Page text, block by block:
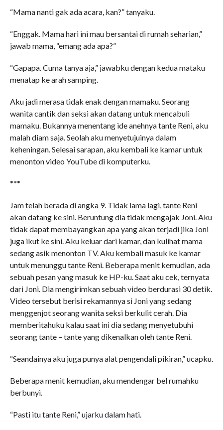
“Mama nanti gak ada acara, kan?” tanyaku.
“Enggak. Mama hari ini mau bersantai di rumah seharian,”
jawab mama, “emang ada apa?”
“Gapapa. Cuma tanya aja,” jawabku dengan kedua mataku
menatap ke arah samping.
Aku jadi merasa tidak enak dengan mamaku. Seorang
wanita cantik dan seksi akan datang untuk mencabuli
mamaku. Bukannya menentang ide anehnya tante Reni, aku
malah diam saja. Seolah aku menyetujuinya dalam
keheningan. Selesai sarapan, aku kembali ke kamar untuk
menonton video YouTube di komputerku.
***
Jam telah berada di angka 9. Tidak lama lagi, tante Reni
akan datang ke sini. Beruntung dia tidak mengajak Joni. Aku
tidak dapat membayangkan apa yang akan terjadi jika Joni
juga ikut ke sini. Aku keluar dari kamar, dan kulihat mama
sedang asik menonton TV. Aku kembali masuk ke kamar
untuk menunggu tante Reni. Beberapa menit kemudian, ada
sebuah pesan yang masuk ke HP-ku. Saat aku cek, ternyata
dari Joni. Dia mengirimkan sebuah video berdurasi 30 detik.
Video tersebut berisi rekamannya si Joni yang sedang
menggenjot seorang wanita seksi berkulit cerah. Dia
memberitahuku kalau saat ini dia sedang menyetubuhi
seorang tante – tante yang dikenalkan oleh tante Reni.
“Seandainya aku juga punya alat pengendali pikiran,” ucapku.
Beberapa menit kemudian, aku mendengar bel rumahku
berbunyi.
“Pasti itu tante Reni,” ujarku dalam hati.